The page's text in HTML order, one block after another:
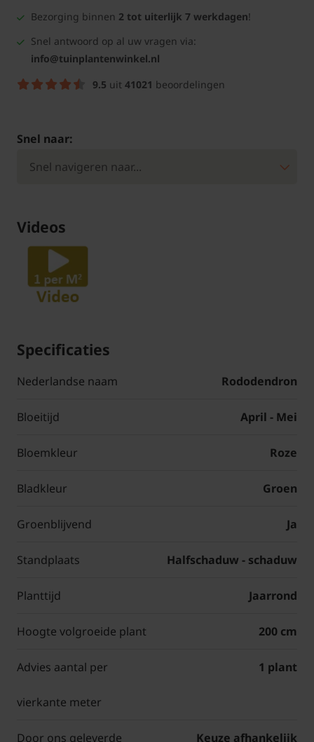
Bezorging binnen 2 tot uiterlijk 7 werkdagen!
Snel antwoord op al uw vragen via:
info@tuinplantenwinkel.nl
9.5 uit 41021 beoordelingen
Snel naar:
Videos
Specificaties
Nederlandse naam Rododendron
Bloeitijd April - Mei
Bloemkleur Roze
Bladkleur Groen
Groenblijvend Ja
Standplaats Halfschaduw - schaduw
Planttijd Jaarrond
Hoogte volgroeide plant 200 cm
Advies aantal per
vierkante meter
1 plant
Door ons geleverde Keuze afhankelijk